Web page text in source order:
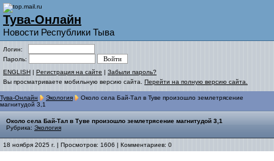
Тува-Онлайн
Новости Республики Тыва
Логин:
Пароль:
ENGLISH | Регистрация на сайте | Забыли пароль?
Вы просматриваете мобильную версию сайта. Перейти на полную версию сайта.
Тува-Онлайн Экология
Около села Бай-Тал в Туве произошло землетрясение
магнитудой 3,1
Около села Бай-Тал в Туве произошло землетрясение магнитудой 3,1
Рубрика: Экология
18 ноября 2025 г. | Просмотров: 1606 | Комментариев: 0